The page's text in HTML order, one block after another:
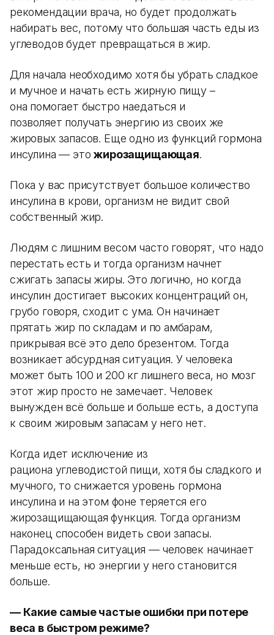
рекомендации врача, но будет продолжать
набирать вес, потому что большая часть еды из
углеводов будет превращаться в жир.
Для начала необходимо хотя бы убрать сладкое
и мучное и начать есть жирную пищу –
она помогает быстро наедаться и
позволяет получать энергию из своих же
жировых запасов. Еще одно из функций гормона
инсулина — этожирозащищающая.
Пока у вас присутствует большое количество
инсулина в крови, организм не видит свой
собственный жир.
Людям с лишним весом часто говорят, что надо
перестать есть и тогда организм начнет
сжигать запасы жиры. Это логично, но когда
инсулин достигает высоких концентраций он,
грубо говоря, сходит с ума. Он начинает
прятать жир по складам и по амбарам,
прикрывая всё это дело брезентом. Тогда
возникает абсурдная ситуация. У человека
может быть 100 и 200 кг лишнего веса, но мозг
этот жир просто не замечает. Человек
вынужден всё больше и больше есть, а доступа
к своим жировым запасам у него нет.
Когда идет исключение из
рациона углеводистой пищи, хотя бы сладкого и
мучного, то снижается уровень гормона
инсулина и на этом фоне теряется его
жирозащищающая функция. Тогда организм
наконец способен видеть свои запасы.
Парадоксальная ситуация — человек начинает
меньше есть, но энергии у него становится
больше.
— Какие самые частые ошибки при потере
веса в быстром режиме?